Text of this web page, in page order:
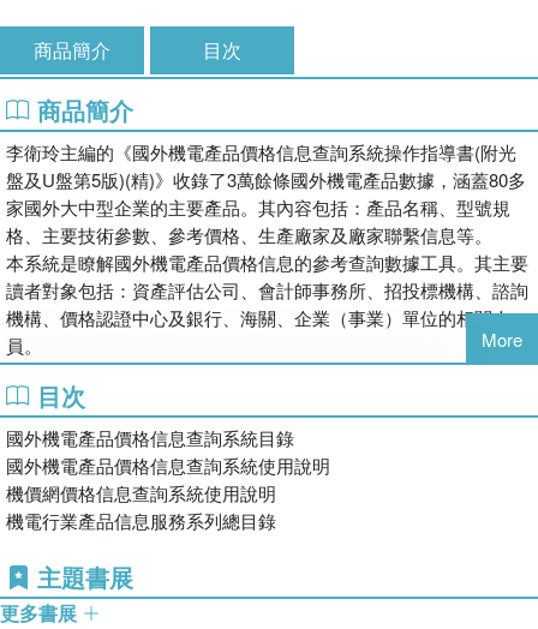
商品簡介 目次
商品簡介
李衛玲主編的《國外機電產品價格信息查詢系統操作指導書(附光
盤及U盤第5版)(精)》收錄了3萬餘條國外機電產品數據，涵蓋80多
家國外大中型企業的主要產品。其內容包括：產品名稱、型號規
格、主要技術參數、參考價格、生產廠家及廠家聯繫信息等。
本系統是瞭解國外機電產品價格信息的參考查詢數據工具。其主要
讀者對象包括：資產評估公司、會計師事務所、招投標機構、諮詢
機構、價格認證中心及銀行、海關、企業（事業）單位的相關人
員。
More
目次
國外機電產品價格信息查詢系統目錄
國外機電產品價格信息查詢系統使用說明
機價網價格信息查詢系統使用說明
機電行業產品信息服務系列總目錄
主題書展
更多書展